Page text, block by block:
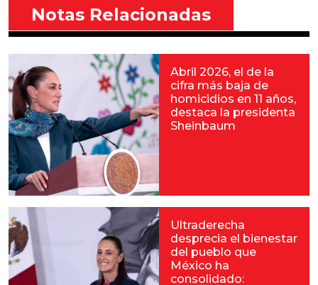
Notas Relacionadas
Abril 2026, el de la
cifra más baja de
homicidios en 11 años,
destaca la presidenta
Sheinbaum
Ultraderecha
desprecia el bienestar
del pueblo que
México ha
consolidado: